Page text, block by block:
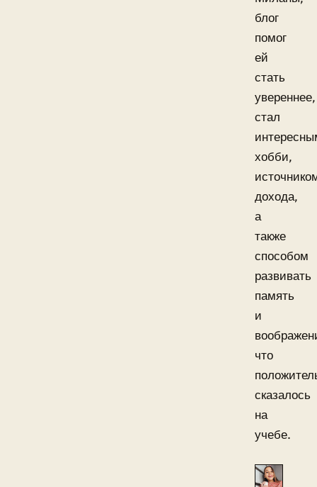
блог
помог
ей
стать
увереннее,
стал
хобби,
дохода,
а
также
способом
развивать
память
и
что
сказалось
на
учебе.